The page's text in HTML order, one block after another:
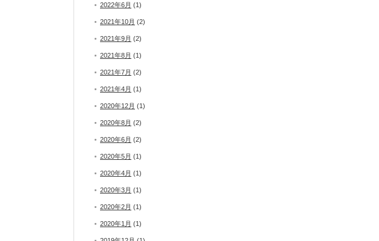
2022年6月 (1)
2021年10月 (2)
2021年9月 (2)
2021年8月 (1)
2021年7月 (2)
2021年4月 (1)
2020年12月 (1)
2020年8月 (2)
2020年6月 (2)
2020年5月 (1)
2020年4月 (1)
2020年3月 (1)
2020年2月 (1)
2020年1月 (1)